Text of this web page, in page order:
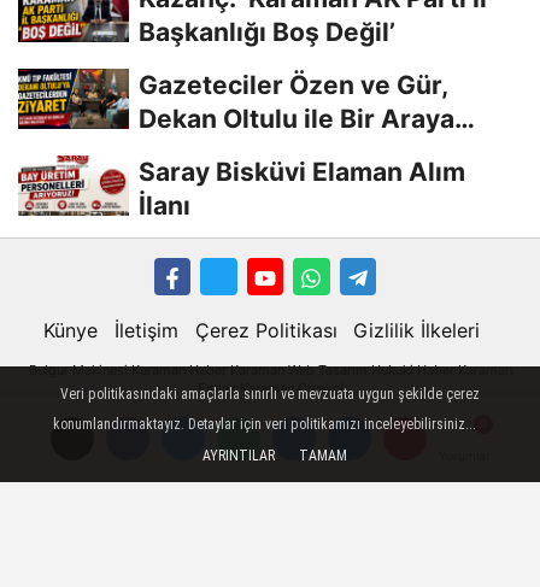
Başkanlığı Boş Değil’
Gazeteciler Özen ve Gür,
Dekan Oltulu ile Bir Araya
Saray Bisküvi Elaman Alım
İlanı
Künye İletişim Çerez Politikası Gizlilik İlkeleri
Bulgur Makinesi KaramanHaber Karaman Web Tasarım Hukuki Haber Karaman
Emlak Karaman Çiçekci
Karaman
Veri politikasındaki amaçlarla sınırlı ve mevzuata uygun şekilde çerez
konumlandırmaktayız. Detaylar için veri politikamızı inceleyebilirsiniz...
AYRINTILAR
TAMAM